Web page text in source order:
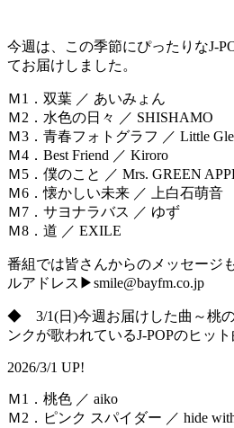
今週は、この季節にぴったりなJ-
てお届けしました。
Ｍ1．双葉 ／ あいみょん
Ｍ2．水色の日々 ／ SHISHAMO
Ｍ3．青春フォトグラフ ／ Little
Ｍ4．Best Friend ／ Kiroro
Ｍ5．僕のこと ／ Mrs. GREEN
Ｍ6．懐かしい未来 ／ 上白石萌音
Ｍ7．サヨナラバス ／ ゆず
Ｍ8．道 ／ EXILE
番組では皆さんからのメッセージ
ルアドレス▶smile@bayfm.co.jp
◆ 3/1(日)今週お届けした曲～桃
ンクが歌われているJ-POPのヒット
2026/3/1 UP!
Ｍ1．桃色 ／ aiko
Ｍ2．ピンク スパイダー ／ hide